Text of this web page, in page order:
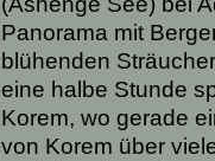
Panorama mit
blühenden
eine halbe Stunde
Korem, wo gerade
von Korem über